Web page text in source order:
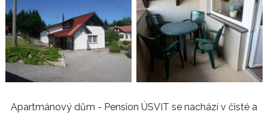
Apartmánový dům - Pension ÚSVIT se nachází v čisté a